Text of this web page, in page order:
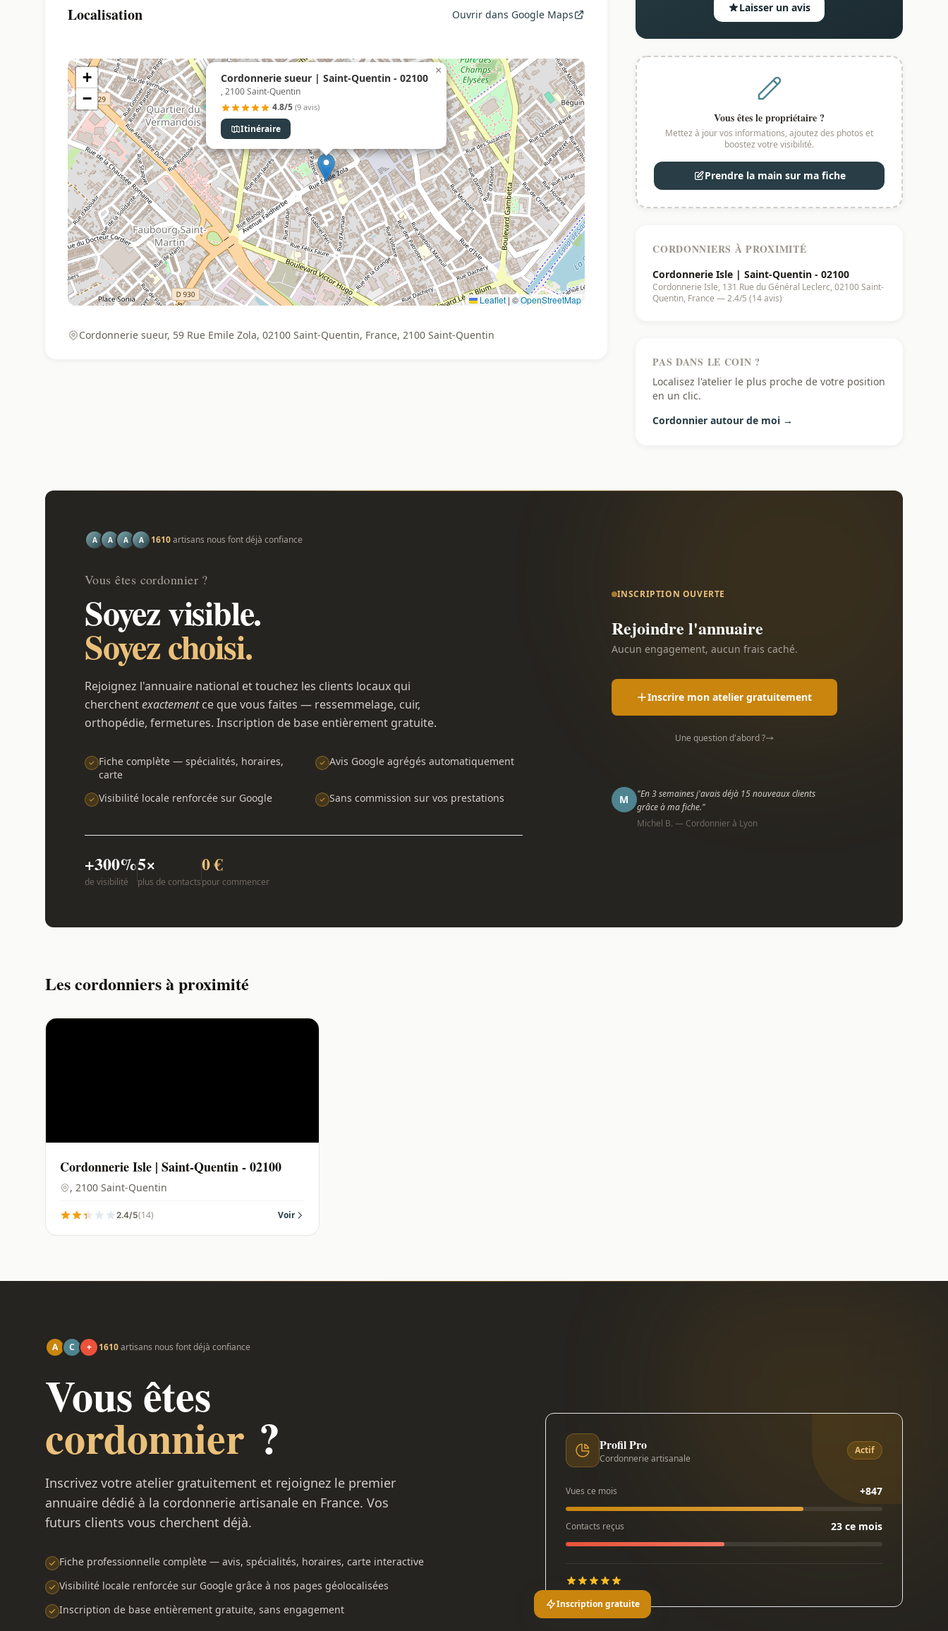
Localisation Ouvrir dans Google Maps
Cordonnerie sueur | Saint-Quentin - 02100
, 2100 Saint-Quentin
4.8/5 (9 avis)
Itinéraire
×
+
−
Leaflet |©OpenStreetMap
Cordonnerie sueur, 59 Rue Emile Zola, 02100 Saint-Quentin, France, 2100 Saint-Quentin
Laisser un avis
Vous êtes le propriétaire ?
Mettez à jour vos informations, ajoutez des photos et
boostez votre visibilité.
Prendre la main sur ma fiche
CORDONNIERS À PROXIMITÉ
Cordonnerie Isle | Saint-Quentin - 02100
Cordonnerie Isle, 131 Rue du Général Leclerc, 02100 Saint-
Quentin, France — 2.4/5 (14 avis)
PAS DANS LE COIN ?
Localisez l'atelier le plus proche de votre position
en un clic.
Cordonnier autour de moi →
A A A A 1610artisans nous font déjà confiance
Vous êtes cordonnier ?
Soyez visible.
Soyez choisi.
Rejoignez l'annuaire national et touchez les clients locaux qui
cherchentexactementce que vous faites — ressemmelage, cuir,
orthopédie, fermetures. Inscription de base entièrement gratuite.
Fiche complète — spécialités, horaires,
carte
Avis Google agrégés automatiquement
Visibilité locale renforcée sur Google Sans commission sur vos prestations
+300%
de visibilité
5×
plus de contacts
0 €
pour commencer
INSCRIPTION OUVERTE
Rejoindre l'annuaire
Aucun engagement, aucun frais caché.
Inscrire mon atelier gratuitement
Une question d'abord ?
M
"En 3 semaines j'avais déjà 15 nouveaux clients
grâce à ma fiche."
Michel B. — Cordonnier à Lyon
Les cordonniers à proximité
Cordonnerie Isle | Saint-Quentin - 02100
, 2100 Saint-Quentin
2.4/5(14) Voir
A C + 1610artisans nous font déjà confiance
Vous êtes
cordonnier ?
Inscrivez votre atelier gratuitement et rejoignez le premier
annuaire dédié à la cordonnerie artisanale en France. Vos
futurs clients vous cherchent déjà.
Fiche professionnelle complète — avis, spécialités, horaires, carte interactive
Visibilité locale renforcée sur Google grâce à nos pages géolocalisées
Inscription de base entièrement gratuite, sans engagement
Profil Pro
Cordonnerie artisanale
Actif
Vues ce mois +847
Contacts reçus 23 ce mois
Inscription gratuite